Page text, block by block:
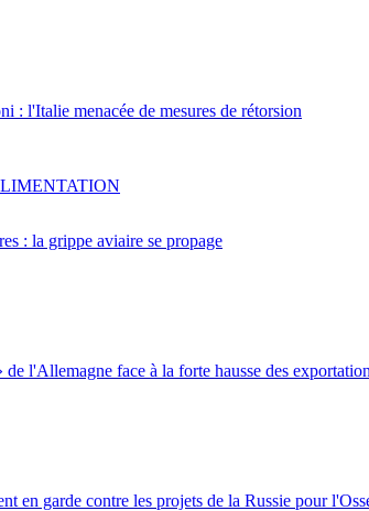
: l'Italie menacée de mesures de rétorsion
: la grippe aviaire se propage
l'Allemagne face à la forte hausse des
en garde contre les projets de la Russie pour